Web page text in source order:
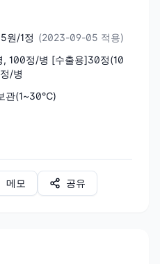
원/1정 (2023-09-05 적용)
100정/병 [수출용]30정(10
/병
관(1~30℃)
메모 공유